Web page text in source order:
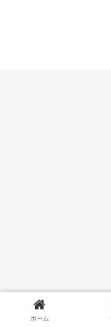
ホーム